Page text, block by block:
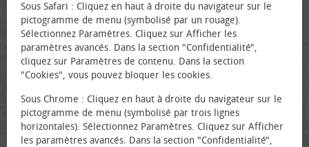
Sous Safari : Cliquez en haut à droite du navigateur sur le
pictogramme de menu (symbolisé par un rouage).
Sélectionnez Paramètres. Cliquez sur Afficher les
paramètres avancés. Dans la section "Confidentialité",
cliquez sur Paramètres de contenu. Dans la section
"Cookies", vous pouvez bloquer les cookies.
Sous Chrome : Cliquez en haut à droite du navigateur sur le
pictogramme de menu (symbolisé par trois lignes
horizontales). Sélectionnez Paramètres. Cliquez sur Afficher
les paramètres avancés. Dans la section "Confidentialité",